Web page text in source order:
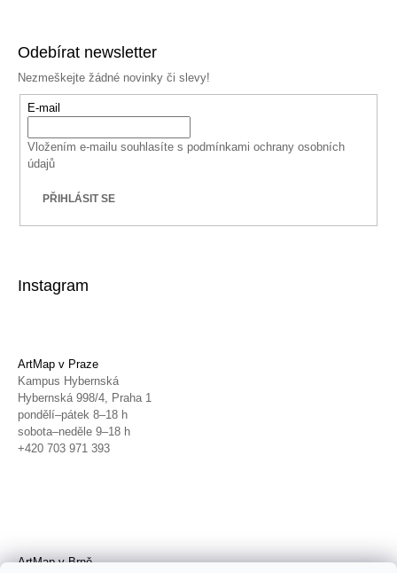
Odebírat newsletter
Nezmeškejte žádné novinky či slevy!
E-mail
Vložením e-mailu souhlasíte s podmínkami ochrany osobních
údajů
PŘIHLÁSIT SE
Instagram
ArtMap v Praze
Kampus Hybernská
Hybernská 998/4, Praha 1
pondělí–pátek 8–18 h
sobota–neděle 9–18 h
+420 703 971 393
ArtMap v Brně